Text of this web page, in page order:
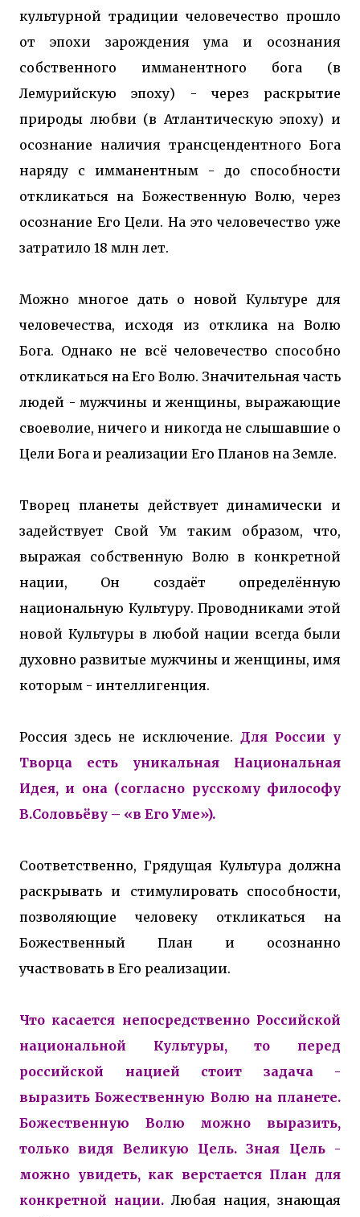
культурной традиции человечество прошло
от эпохи зарождения ума и осознания
собственного имманентного бога (в
Лемурийскую эпоху) - через раскрытие
природы любви (в Атлантическую эпоху) и
осознание наличия трансцендентного Бога
наряду с имманентным - до способности
откликаться на Божественную Волю, через
осознание Его Цели. На это человечество уже
затратило 18 млн лет.
Можно многое дать о новой Культуре для
человечества, исходя из отклика на Волю
Бога. Однако не всё человечество способно
откликаться на Его Волю. Значительная часть
людей - мужчины и женщины, выражающие
своеволие, ничего и никогда не слышавшие о
Цели Бога и реализации Его Планов на Земле.
Творец планеты действует динамически и
задействует Свой Ум таким образом, что,
выражая собственную Волю в конкретной
нации, Он создаёт определённую
национальную Культуру. Проводниками этой
новой Культуры в любой нации всегда были
духовно развитые мужчины и женщины, имя
которым - интеллигенция.
Россия здесь не исключение. Для России у
Творца есть уникальная Национальная
Идея, и она (согласно русскому философу
В.Соловьёву – «в Его Уме»).
Соответственно, Грядущая Культура должна
раскрывать и стимулировать способности,
позволяющие человеку откликаться на
Божественный План и осознанно
участвовать в Его реализации.
Что касается непосредственно Российской
национальной Культуры, то перед
российской нацией стоит задача -
выразить Божественную Волю на планете.
Божественную Волю можно выразить,
только видя Великую Цель. Зная Цель -
можно увидеть, как верстается План для
конкретной нации. Любая нация, знающая